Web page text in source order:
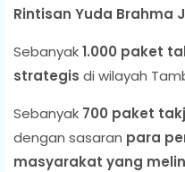
Rintisan Yuda Brahma
Sebanyak1.000 paket
strategis di wilayah
Sebanyak 700 paket
dengan sasaran para
masyarakat yang